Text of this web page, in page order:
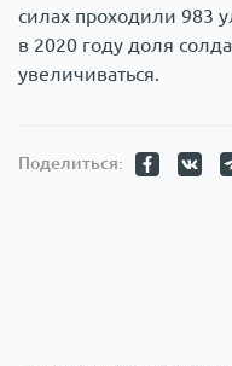
силах проходили 983
в 2020 году доля
увеличиваться.
Поделиться: